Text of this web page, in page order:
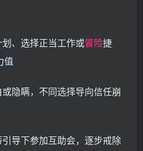
、选择正当工作或冒险捷
值
隐瞒，不同选择导向信任崩
导下参加互助会，逐步戒除